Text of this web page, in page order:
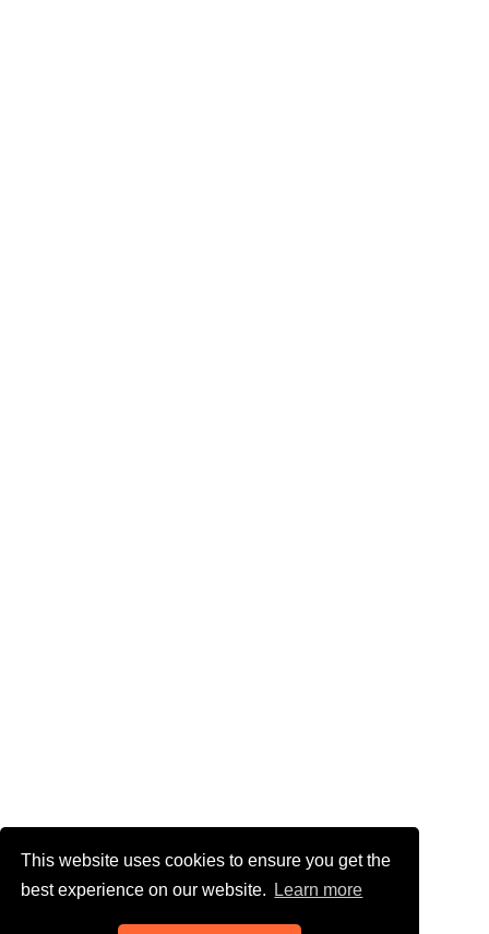
This website uses cookies to ensure you get the
best experience on our website.
Learn more